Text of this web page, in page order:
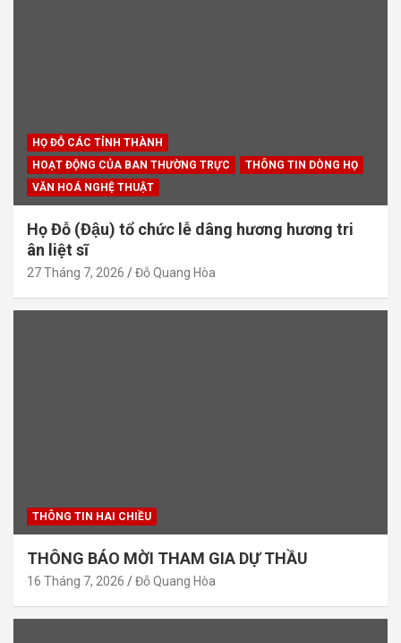
HỌ ĐỖ CÁC TỈNH THÀNH
HOẠT ĐỘNG CỦA BAN THƯỜNG TRỰC
THÔNG TIN DÒNG HỌ
VĂN HOÁ NGHỆ THUẬT
Họ Đỗ (Đậu) tổ chức lễ dâng hương hương tri
ân liệt sĩ
27 Tháng 7, 2026 Đỗ Quang Hòa
THÔNG TIN HAI CHIỀU
THÔNG BÁO MỜI THAM GIA DỰ THẦU
16 Tháng 7, 2026 Đỗ Quang Hòa